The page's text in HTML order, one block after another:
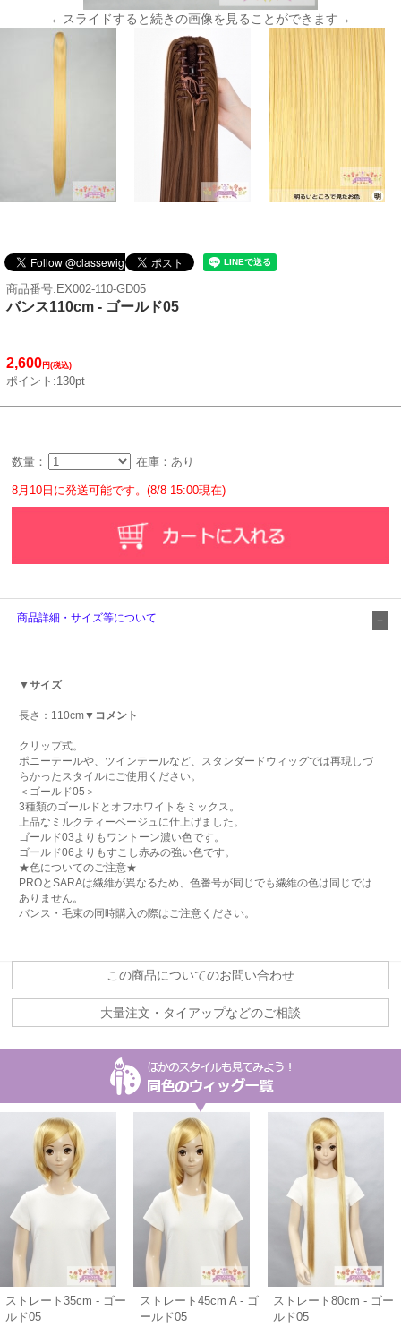
←スライドすると続きの画像を見ることができます→
商品番号:EX002-110-GD05
バンス110cm - ゴールド05
2,600円(税込)
ポイント:130pt
数量： 在庫：あり
8月10日に発送可能です。(8/8 15:00現在)
商品詳細・サイズ等について
▼サイズ
長さ：110cm▼コメント
クリップ式。
ポニーテールや、ツインテールなど、スタンダードウィッグでは再現しづ
らかったスタイルにご使用ください。
＜ゴールド05＞
3種類のゴールドとオフホワイトをミックス。
上品なミルクティーベージュに仕上げました。
ゴールド03よりもワントーン濃い色です。
ゴールド06よりもすこし赤みの強い色です。
★色についてのご注意★
PROとSARAは繊維が異なるため、色番号が同じでも繊維の色は同じでは
ありません。
バンス・毛束の同時購入の際はご注意ください。
この商品についてのお問い合わせ
大量注文・タイアップなどのご相談
ストレート35cm - ゴー
ルド05
ストレート45cm A - ゴ
ールド05
ストレート80cm - ゴー
ルド05